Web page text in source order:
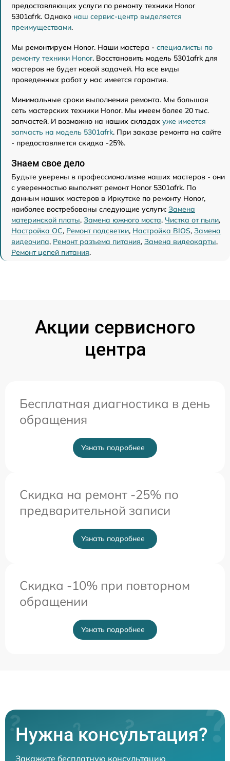
предоставляющих услуги по ремонту техники Honor
5301afrk. Однако наш сервис-центр выделяется
преимуществами.
Мы ремонтируем Honor. Наши мастера - специалисты по
ремонту техники Honor. Восстановить модель 5301afrk для
мастеров не будет новой задачей. На все виды
проведенных работ у нас имеется гарантия.
Минимальные сроки выполнения ремонта. Мы большая
сеть мастерских техники Honor. Мы имеем более 20 тыс.
запчастей. И возможно на наших складах уже имеется
запчасть на модель 5301afrk. При заказе ремонта на сайте
- предоставляется скидка -25%.
Знаем свое дело
Будьте уверены в профессионализме наших мастеров - они
с уверенностью выполнят ремонт Honor 5301afrk. По
данным наших мастеров в Иркутске по ремонту Honor,
наиболее востребованы следующие услуги: Замена
материнской платы, Замена южного моста, Чистка от пыли,
Настройка ОС, Ремонт подсветки, Настройка BIOS, Замена
видеочипа, Ремонт разъема питания, Замена видеокарты,
Ремонт цепей питания.
Акции сервисного
центра
Бесплатная диагностика в день
обращения
Узнать подробнее
Скидка на ремонт -25% по
предварительной записи
Узнать подробнее
Скидка -10% при повторном
обращении
Узнать подробнее
Нужна консультация?
Закажите бесплатную консультацию